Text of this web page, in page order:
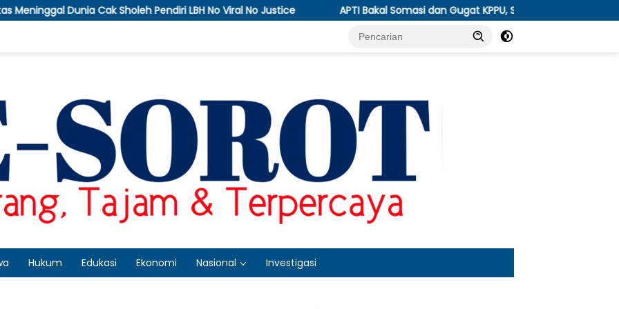
Pendiri LBH No Viral No Justice APTI Bakal Somasi dan Gugat KPPU, Soroti Anjloknya Harga Tembakau Pascapanen
Hukum Edukasi Ekonomi Nasional Investigasi